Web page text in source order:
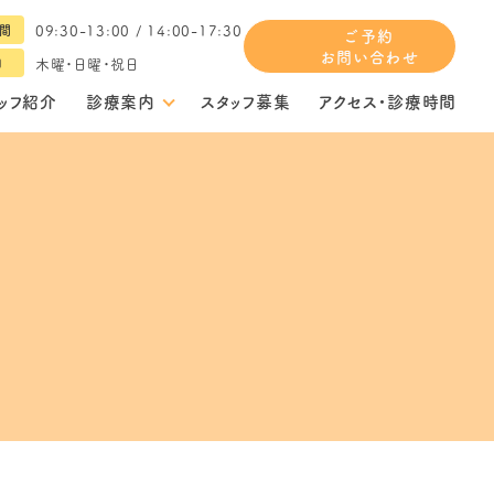
09:30-13:00 / 14:00-17:30
木曜・日曜・祝日
ご予約
お問い合わせ
フ紹介 診療案内 スタッフ募集 アクセス・診療時間